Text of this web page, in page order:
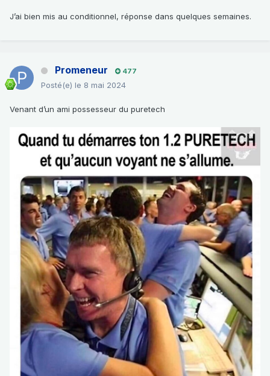
J’ai bien mis au conditionnel, réponse dans quelques semaines.
Promeneur 477
Posté(e) le 8 mai 2024
Venant d’un ami possesseur du puretech